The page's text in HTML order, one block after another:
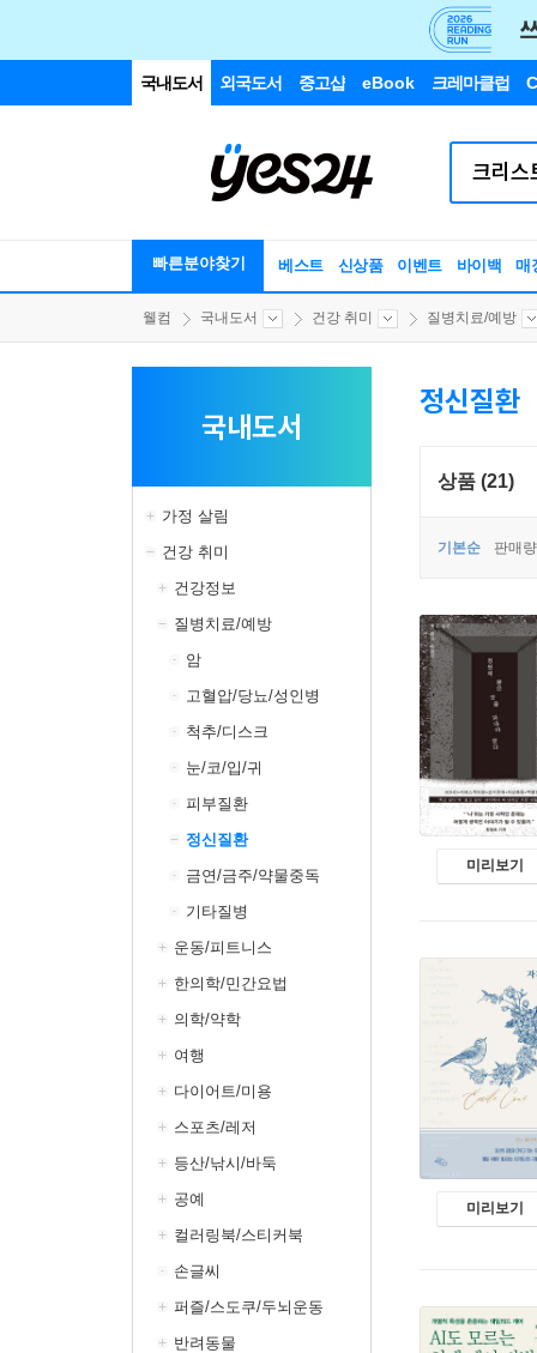
국내도서 외국도서 중고샵 eBook 크레마클럽
빠른분야찾기 베스트 신상품 이벤트 바이백 매
웰컴 국내도서 건강 취미 질병치료/예방
국내도서
가정 살림
건강 취미
건강정보
질병치료/예방
암
고혈압/당뇨/성인병
척추/디스크
눈/코/입/귀
피부질환
정신질환
금연/금주/약물중독
기타질병
운동/피트니스
한의학/민간요법
의학/약학
여행
다이어트/미용
스포츠/레저
등산/낚시/바둑
공예
컬러링북/스티커북
손글씨
퍼즐/스도쿠/두뇌운동
반려동물
정신질환
상품 (21)
기본순 판매
미리보기
미리보기